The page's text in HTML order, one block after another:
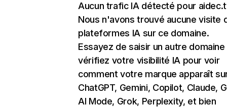
Aucun trafic IA détecté pour
Nous n'avons trouvé aucune visite
plateformes IA sur ce domaine.
Essayez de saisir un autre domaine
vérifiez votre visibilité IA pour voir
comment votre marque apparaît
ChatGPT, Gemini, Copilot, Claude,
AI Mode, Grok, Perplexity, et bien